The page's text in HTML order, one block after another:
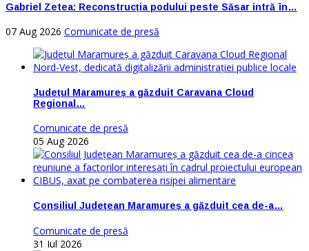
Gabriel Zetea: Reconstrucția podului peste Săsar intră în…
07 Aug 2026 Comunicate de presă
Județul Maramureș a găzduit Caravana Cloud
Regional…
Comunicate de presă
05 Aug 2026
Consiliul Județean Maramureș a găzduit cea de-a…
Comunicate de presă
31 Iul 2026